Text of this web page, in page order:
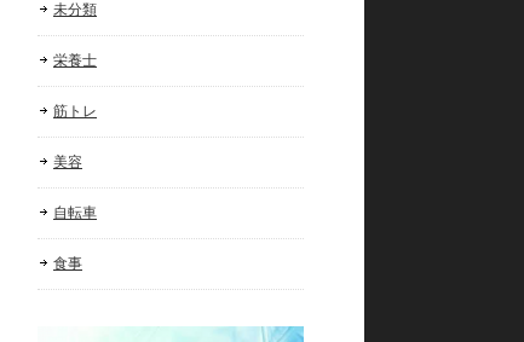
未分類
栄養士
筋トレ
美容
自転車
食事